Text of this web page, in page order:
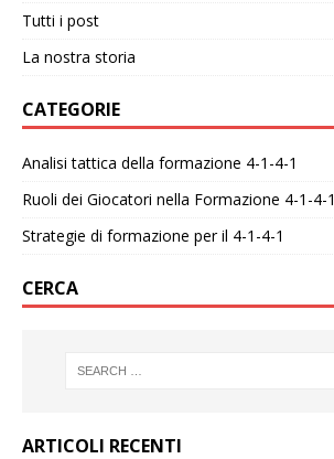
Tutti i post
La nostra storia
CATEGORIE
Analisi tattica della formazione 4-1-4-1
Ruoli dei Giocatori nella Formazione 4-1-4-1
Strategie di formazione per il 4-1-4-1
CERCA
ARTICOLI RECENTI